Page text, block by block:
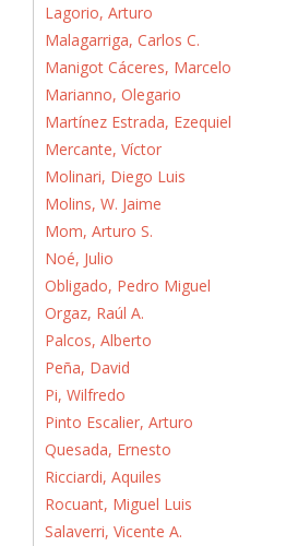
Lagorio, Arturo
Malagarriga, Carlos C.
Manigot Cáceres, Marcelo
Marianno, Olegario
Martínez Estrada, Ezequiel
Mercante, Víctor
Molinari, Diego Luis
Molins, W. Jaime
Mom, Arturo S.
Noé, Julio
Obligado, Pedro Miguel
Orgaz, Raúl A.
Palcos, Alberto
Peña, David
Pi, Wilfredo
Pinto Escalier, Arturo
Quesada, Ernesto
Ricciardi, Aquiles
Rocuant, Miguel Luis
Salaverri, Vicente A.